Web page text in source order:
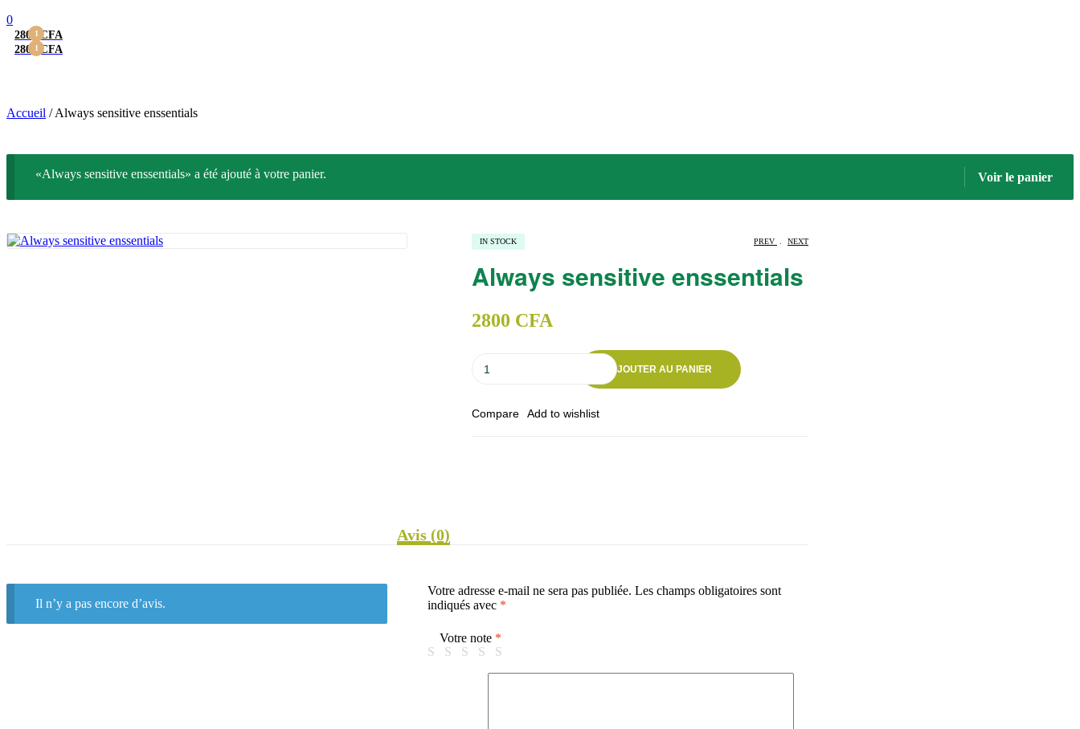
0
1
2800 CFA
1
2800 CFA
Accueil /Always sensitive enssentials
«Always sensitive enssentials» a été ajouté à votre panier. Voir le panier
PREV . NEXT
969CFA
IN STOCK
Always sensitive enssentials
2800 CFA
enssentials
AJOUTER AU PANIER
Compare Add to wishlist
Avis (0)
Il n’y a pas encore d’avis.
Votre adresse e-mail ne sera pas publiée. Les champs obligatoires sont
indiqués avec *
Votre note *